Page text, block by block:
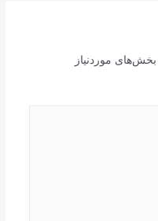
بخش‌های موردنیاز